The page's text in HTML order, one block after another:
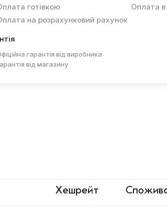
готівкою
Оплата в
на розрахунковий рахунок
гарантія від виробника
від магазину
Хешрейт